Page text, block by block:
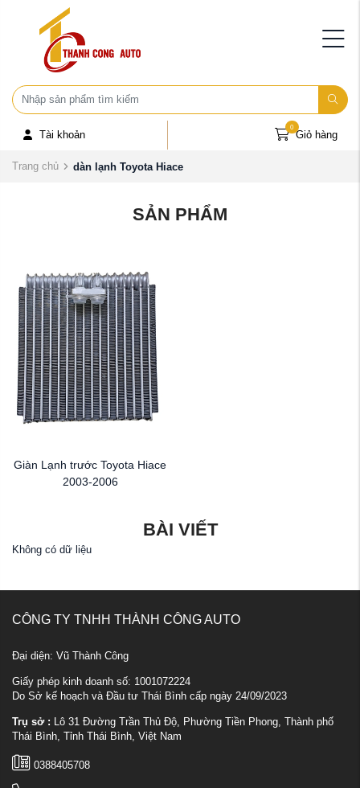
Tài khoản Giỏ hàng
0
Trang chủ dàn lạnh Toyota Hiace
SẢN PHẨM
Giàn Lạnh trước Toyota Hiace
2003-2006
BÀI VIẾT
Không có dữ liệu
CÔNG TY TNHH THÀNH CÔNG AUTO
Đại diện: Vũ Thành Công
Giấy phép kinh doanh số: 1001072224
Do Sở kế hoạch và Đầu tư Thái Bình cấp ngày 24/09/2023
Trụ sở : Lô 31 Đường Trần Thủ Độ, Phường Tiền Phong, Thành phố
Thái Bình, Tỉnh Thái Bình, Việt Nam
0388405708